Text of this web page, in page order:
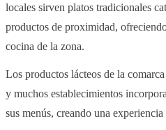
locales sirven platos tradicionales
productos de proximidad,
cocina de la zona.
Los productos lácteos de la
y muchos establecimientos
sus menús, creando una